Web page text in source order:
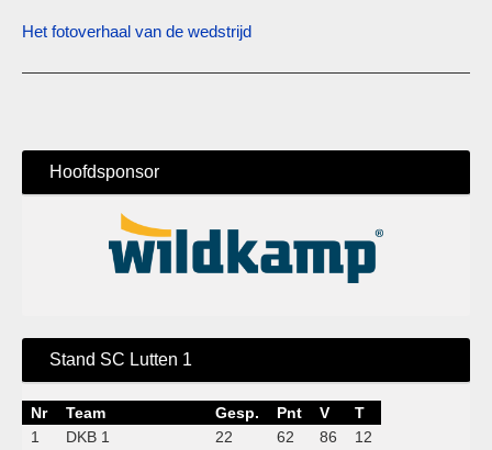
Het fotoverhaal van de wedstrijd
Hoofdsponsor
Stand SC Lutten 1
Nr Team Gesp. Pnt V
T
1
DKB 1 22 62 86
12